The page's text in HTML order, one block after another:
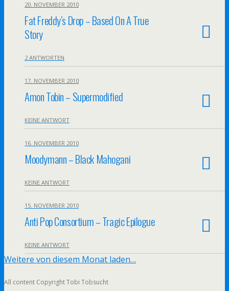
20. NOVEMBER 2010
Fat Freddy’s Drop – Based On A True
Story
2 ANTWORTEN
17. NOVEMBER 2010
Amon Tobin – Supermodified
KEINE ANTWORT
16. NOVEMBER 2010
Moodymann – Black Mahogani
KEINE ANTWORT
15. NOVEMBER 2010
Anti Pop Consortium – Tragic Epilogue
KEINE ANTWORT
Weitere von diesem Monat laden…
All content Copyright Tobi Tobsucht